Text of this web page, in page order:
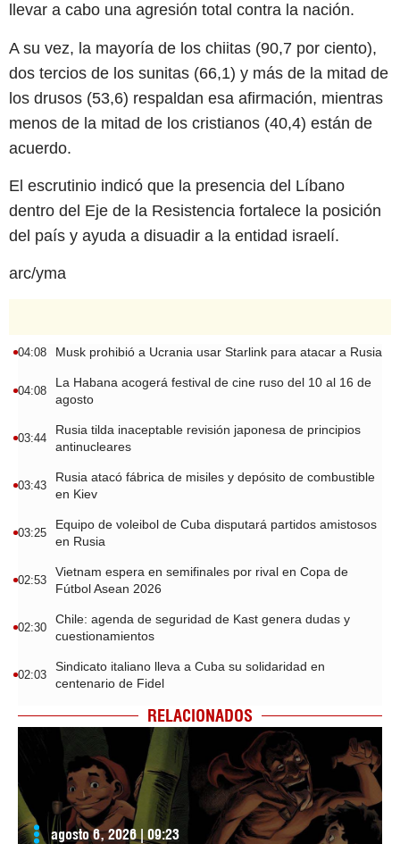
llevar a cabo una agresión total contra la nación.
A su vez, la mayoría de los chiitas (90,7 por ciento),
dos tercios de los sunitas (66,1) y más de la mitad de
los drusos (53,6) respaldan esa afirmación, mientras
menos de la mitad de los cristianos (40,4) están de
acuerdo.
El escrutinio indicó que la presencia del Líbano
dentro del Eje de la Resistencia fortalece la posición
del país y ayuda a disuadir a la entidad israelí.
arc/yma
04:08 Musk prohibió a Ucrania usar Starlink para atacar a Rusia
04:08
La Habana acogerá festival de cine ruso del 10 al 16 de
agosto
03:44
Rusia tilda inaceptable revisión japonesa de principios
antinucleares
03:43
Rusia atacó fábrica de misiles y depósito de combustible
en Kiev
03:25
Equipo de voleibol de Cuba disputará partidos amistosos
en Rusia
02:53
Vietnam espera en semifinales por rival en Copa de
Fútbol Asean 2026
02:30
Chile: agenda de seguridad de Kast genera dudas y
cuestionamientos
02:03
Sindicato italiano lleva a Cuba su solidaridad en
centenario de Fidel
RELACIONADOS
agosto 6, 2026 | 09:23